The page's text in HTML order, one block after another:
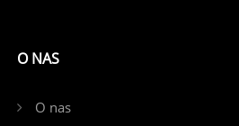
O NAS
O nas